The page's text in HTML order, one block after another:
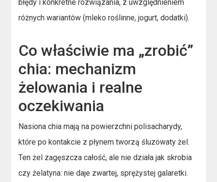
błędy i konkretne rozwiązania, z uwzględnieniem
różnych wariantów (mleko roślinne, jogurt, dodatki).
Co właściwie ma „zrobić”
chia: mechanizm
żelowania i realne
oczekiwania
Nasiona chia mają na powierzchni polisacharydy,
które po kontakcie z płynem tworzą śluzowaty żel.
Ten żel zagęszcza całość, ale nie działa jak skrobia
czy żelatyna: nie daje zwartej, sprężystej galaretki.